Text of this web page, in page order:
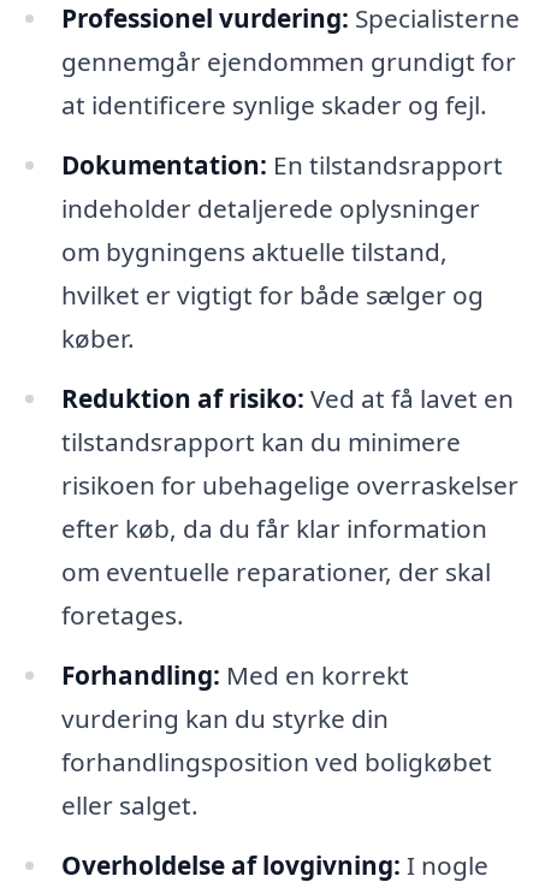
Professionel vurdering: Specialisterne
gennemgår ejendommen grundigt for
at identificere synlige skader og fejl.
Dokumentation: En tilstandsrapport
indeholder detaljerede oplysninger
om bygningens aktuelle tilstand,
hvilket er vigtigt for både sælger og
køber.
Reduktion af risiko: Ved at få lavet en
tilstandsrapport kan du minimere
risikoen for ubehagelige overraskelser
efter køb, da du får klar information
om eventuelle reparationer, der skal
foretages.
Forhandling: Med en korrekt
vurdering kan du styrke din
forhandlingsposition ved boligkøbet
eller salget.
Overholdelse af lovgivning: I nogle